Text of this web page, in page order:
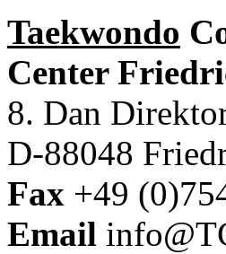
Taekwondo
Center
8. Dan
D-88048
Fax +49
Email